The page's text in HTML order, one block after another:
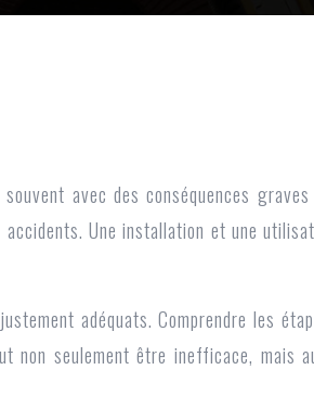
avec des conséquences
Une installation et une
adéquats. Comprendre les
seulement être inefficace, mais